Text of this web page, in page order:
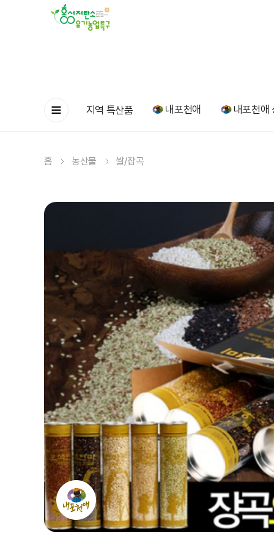
지역 특산품 내포천애 내포천애
홈 농산물 쌀/잡곡